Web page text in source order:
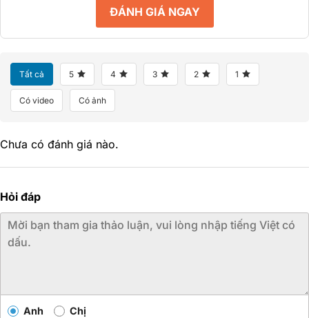
ĐÁNH GIÁ NGAY
Tất cả 5 4 3 2 1
Có video Có ảnh
Chưa có đánh giá nào.
Hỏi đáp
Anh Chị